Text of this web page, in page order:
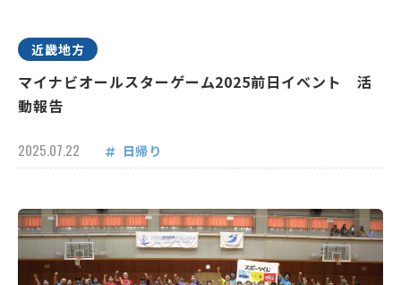
近畿地方
マイナビオールスターゲーム2025前日イベント 活
動報告
2025.07.22 日帰り